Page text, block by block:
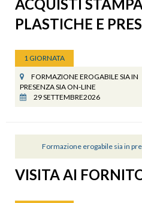
ACQUISTI
PLASTICHE E
1 GIORNATA
FORMAZIONE EROGABILE SIA IN
PRESENZA SIA ON-LINE
29 SETTEMBRE2026
Formazione erogabile sia in
VISITA AI